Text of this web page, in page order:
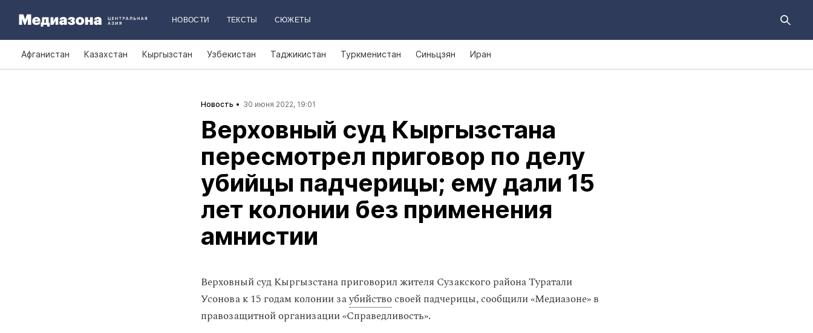
НОВОСТИ ТЕКСТЫ СЮЖЕТЫ
Афганистан Казахстан Кыргызстан Узбекистан Таджикистан Туркменистан Синьцзян Иран
Новость 30 июня 2022, 19:01
Верховный суд Кыргызстана
пересмотрел приговор по делу
убийцы падчерицы; ему дали 15
лет колонии без применения
амнистии
Верховный суд Кыргызстана приговорил жителя Сузакского района Туратали
Усонова к 15 годам колонии заубийствосвоей падчерицы, сообщили «Медиазоне» в
правозащитной организации «Справедливость».